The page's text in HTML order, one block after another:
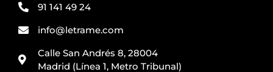
91 141 49 24
info@letrame.com
Calle San Andrés 8, 28004
Madrid (Línea 1, Metro Tribunal)